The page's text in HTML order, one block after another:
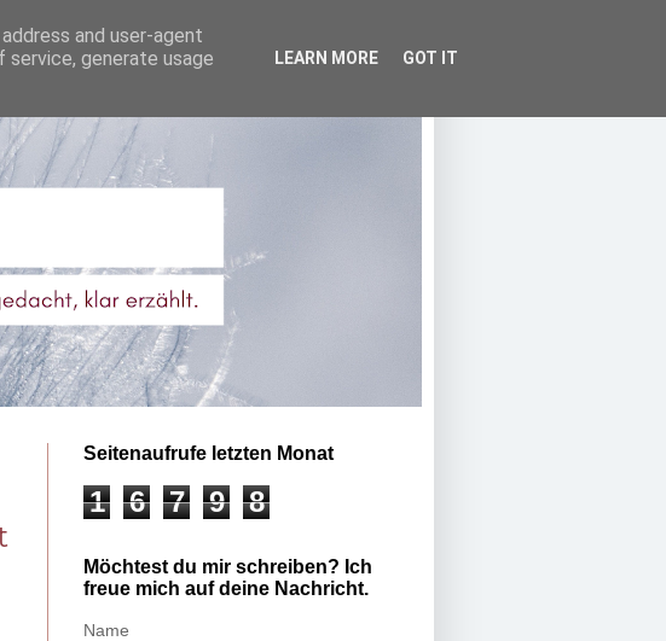
Seitenaufrufe letzten Monat
1 6 7 9 8
Möchtest du mir schreiben? Ich
freue mich auf deine Nachricht.
Name
and user-agent
generate usage
LEARN MORE GOT IT